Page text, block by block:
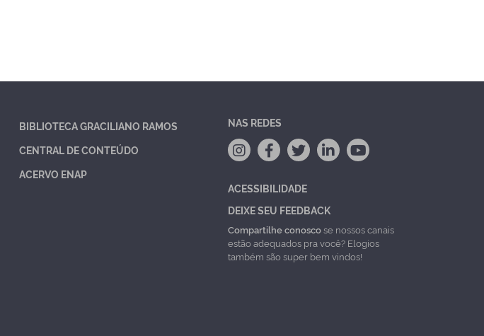
BIBLIOTECA GRACILIANO RAMOS
CENTRAL DE CONTEÚDO
ACERVO ENAP
NAS REDES
ACESSIBILIDADE
DEIXE SEU FEEDBACK
Compartilhe conoscose nossos canais
estão adequados pra você? Elogios
também são super bem vindos!